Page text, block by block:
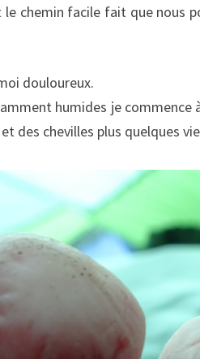
le chemin facile fait que nous
douloureux.
humides je commence
des chevilles plus quelques